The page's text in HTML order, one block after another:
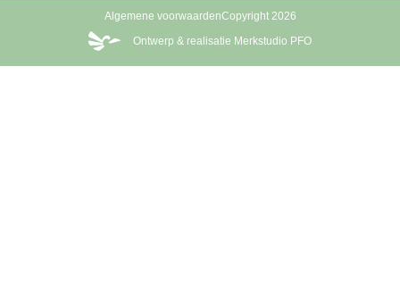
Algemene voorwaardenCopyright 2026
Ontwerp & realisatie Merkstudio PFO